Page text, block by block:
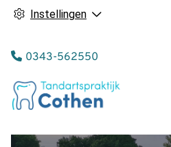
Instellingen
Tel:
0343-562550